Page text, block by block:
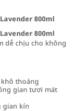
800ml
800ml
dễ chịu cho không
thoáng
gian tươi mát
gian kín